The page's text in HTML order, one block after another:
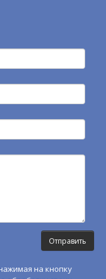
на кнопку